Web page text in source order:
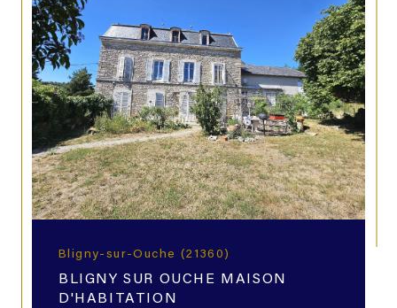
Bligny-sur-Ouche (21360)
BLIGNY SUR OUCHE MAISON
D'HABITATION